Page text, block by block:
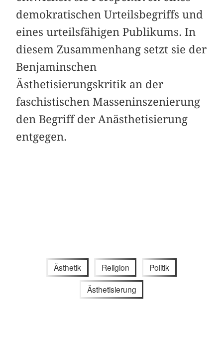
demokratischen Urteilsbegriffs und
eines urteilsfähigen Publikums. In
diesem Zusammenhang setzt sie der
Benjaminschen
Ästhetisierungskritik an der
faschistischen Masseninszenierung
den Begriff der Anästhetisierung
entgegen.
Ästhetik Religion Politik
Ästhetisierung